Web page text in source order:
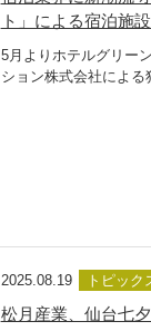
ト」による宿泊施
5月よりホテルグリー
ション株式会社による
2025.08.19 トピック
松月産業、仙台七